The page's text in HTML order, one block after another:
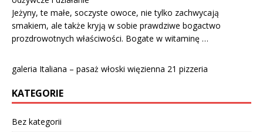
Jeżyny, te małe, soczyste owoce, nie tylko zachwycają
smakiem, ale także kryją w sobie prawdziwe bogactwo
prozdrowotnych właściwości. Bogate w witaminę …
galeria Italiana – pasaż włoski więzienna 21 pizzeria
KATEGORIE
Bez kategorii